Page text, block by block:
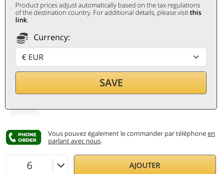
Product prices adjust automatically based on the tax regulations
of the destination country. For additional details, please visitthis
link.
Currency:
SAVE
22,70€
Vous pouvez également le commander par téléphoneen
parlant avec nous.
AJOUTER